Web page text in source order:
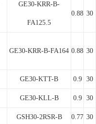
GE30-KRR-B-
FA125.5
0.88 30
GE30-KRR-B-FA164 0.88 30
GE30-KTT-B 0.9 30
GE30-KLL-B 0.9 30
GSH30-2RSR-B 0.77 30